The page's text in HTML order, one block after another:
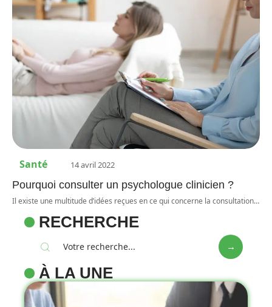
Santé 14 avril 2022
Pourquoi consulter un psychologue clinicien ?
Il existe une multitude d’idées reçues en ce qui concerne la consultation…
RECHERCHE
À LA UNE